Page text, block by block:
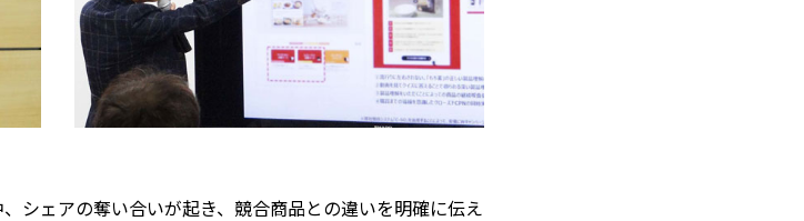
シェアの奪い合いが起き、競合商品との違いを明確に伝え